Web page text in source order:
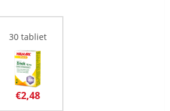
30 tabliet
€2,48